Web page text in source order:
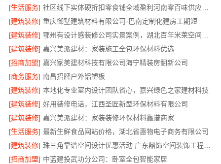
[生活服务]
社区线下实体硬折扣零食铺全域盈利河南零百味供应链有限公司
[建筑装修] 重庆御墅建筑材料有限公司-巴南定制化建房工期短
[建筑装修]
[建筑装修] 嘉兴美派建材：家装施工全包环保材料优选
[招商加盟] 嘉兴家美建材科技有限公司海宁精装房翻新公司
[商务服务] 南昌招牌户外铝塑板
[建筑装修] 本地化专业室内设计团队省心，嘉兴绿色之家建材科技
[建筑装修] 好用装修电话，江西圣匠新型环保材料有限公司
[建筑装修] 嘉兴美派建材：家装装修环保材料靠谱商家
[生活服务] 最新生鲜食品网站价格，湖北省惠物电子商务有限公司
[建筑装修]
珠三角靠谱空间设计优惠活动 广东鼎饰空间装饰工程有限公司优惠
[招商加盟] 中蓝建投武功分公司：卧室全包智能家居